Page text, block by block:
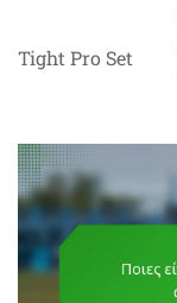
Tight Pro Set